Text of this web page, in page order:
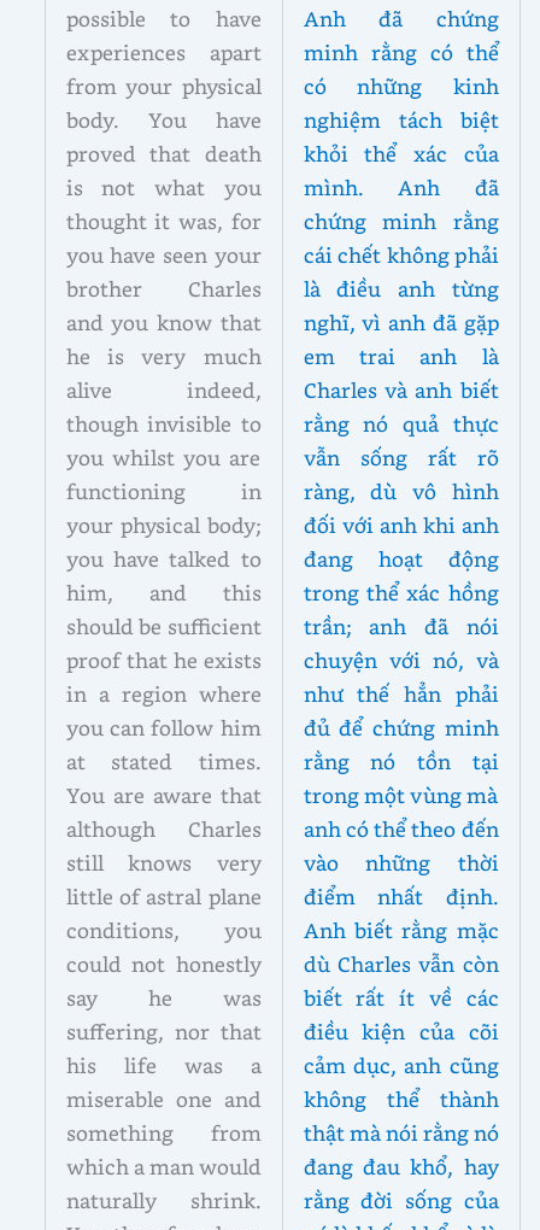
possible to have
experiences apart
from your physical
body. You have
proved that death
is not what you
thought it was, for
you have seen your
brother Charles
and you know that
he is very much
alive indeed,
though invisible to
you whilst you are
functioning in
your physical body;
you have talked to
him, and this
should be sufficient
proof that he exists
in a region where
you can follow him
at stated times.
You are aware that
although Charles
still knows very
little of astral plane
conditions, you
could not honestly
say he was
suffering, nor that
his life was a
miserable one and
something from
which a man would
naturally shrink.
Anh đã chứng
minh rằng có thể
có những kinh
nghiệm tách biệt
khỏi thể xác của
mình. Anh đã
chứng minh rằng
cái chết không phải
là điều anh từng
nghĩ, vì anh đã gặp
em trai anh là
Charles và anh biết
rằng nó quả thực
vẫn sống rất rõ
ràng, dù vô hình
đối với anh khi anh
đang hoạt động
trong thể xác hồng
trần; anh đã nói
chuyện với nó, và
như thế hẳn phải
đủ để chứng minh
rằng nó tồn tại
trong một vùng mà
anh có thể theo đến
vào những thời
điểm nhất định.
Anh biết rằng mặc
dù Charles vẫn còn
biết rất ít về các
điều kiện của cõi
cảm dục, anh cũng
không thể thành
thật mà nói rằng nó
đang đau khổ, hay
rằng đời sống của